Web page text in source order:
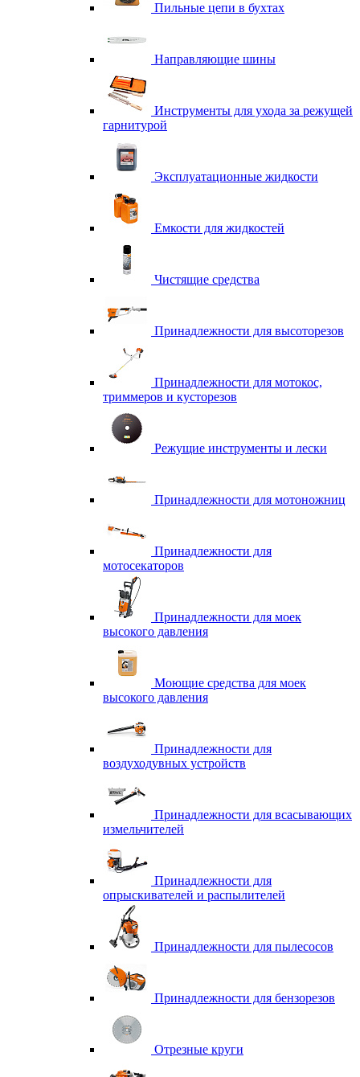
Пильные цепи в бухтах
Направляющие шины
Инструменты для ухода за режущей
гарнитурой
Эксплуатационные жидкости
Емкости для жидкостей
Чистящие средства
Принадлежности для высоторезов
Принадлежности для мотокос,
триммеров и кусторезов
Режущие инструменты и лески
Принадлежности для мотоножниц
Принадлежности для
мотосекаторов
Принадлежности для моек
высокого давления
Моющие средства для моек
высокого давления
Принадлежности для
воздуходувных устройств
Принадлежности для всасывающих
измельчителей
Принадлежности для
опрыскивателей и распылителей
Принадлежности для пылесосов
Принадлежности для бензорезов
Отрезные круги